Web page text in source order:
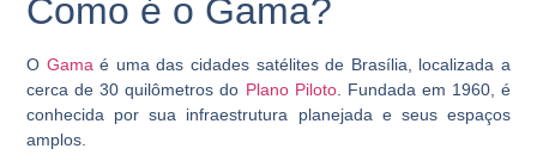
Como é o Gama?
O Gama é uma das cidades satélites de Brasília, localizada a
cerca de 30 quilômetros do Plano Piloto. Fundada em 1960, é
conhecida por sua infraestrutura planejada e seus espaços
amplos.